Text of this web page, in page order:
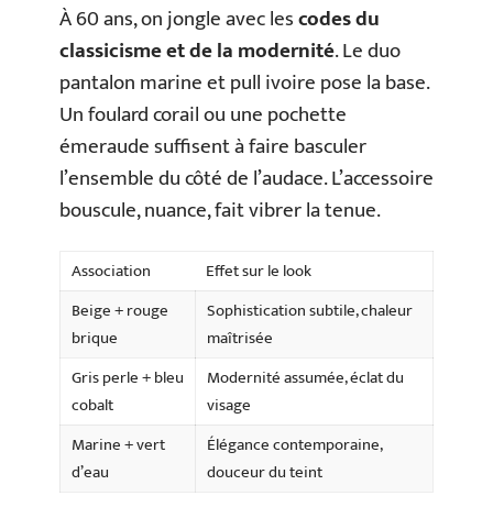
À 60 ans, on jongle avec lescodes du
classicisme et de la modernité. Le duo
pantalon marine et pull ivoire pose la base.
Un foulard corail ou une pochette
émeraude suffisent à faire basculer
l’ensemble du côté de l’audace. L’accessoire
bouscule, nuance, fait vibrer la tenue.
Association
Effet sur le look
Beige + rouge
brique
Sophistication subtile, chaleur
maîtrisée
Gris perle + bleu
cobalt
Modernité assumée, éclat du
visage
Marine + vert
d’eau
Élégance contemporaine,
douceur du teint